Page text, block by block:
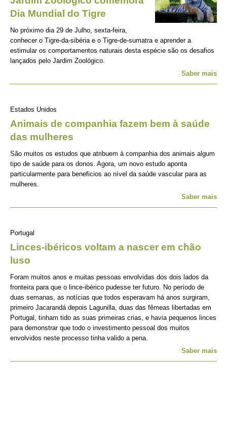
Dia Mundial do Tigre
No próximo dia 29 de Julho, sexta-feira,
conhecer o Tigre-da-sibéria e o Tigre-de-sumatra e aprender a
estimular os comportamentos naturais desta espécie são os desafios
lançados pelo Jardim Zoológico.
Saber mais
Estados Unidos
Animais de companhia fazem bem à saúde
das mulheres
São muitos os estudos que atribuem à companhia dos animais algum
tipo de saúde para os donos. Agora, um novo estudo aponta
particularmente para beneficios ao nível da saúde vascular para as
mulheres.
Saber mais
Portugal
Linces-ibéricos voltam a nascer em chão
luso
Foram muitos anos e muitas pessoas envolvidas dos dois lados da
fronteira para que o lince-ibérico pudesse ter futuro. No período de
duas semanas, as notícias que todos esperavam há anos surgiram,
primeiro Jacarandá depois Lagunilla, duas das fêmeas libertadas em
Portugal, tinham tido as suas primeiras crias, e havia pequenos linces
para demonstrar que todo o investimento pessoal dos muitos
envolvidos neste processo tinha valido a pena.
Saber mais